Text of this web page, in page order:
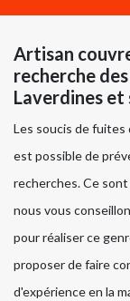
Artisan
recherche
Laverdines et
Les soucis de
est possible de
recherches. Ce
nous vous
pour réaliser ce
proposer de faire
d'expérience en la